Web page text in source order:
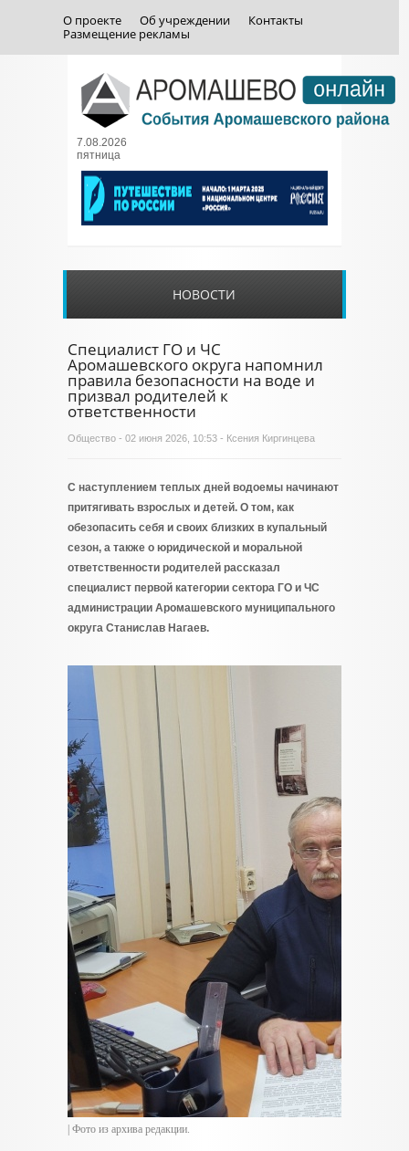
О проекте Об учреждении
Контакты
Размещение рекламы
7.08.2026
пятница
НОВОСТИ
Специалист ГО и ЧС
Аромашевского округа напомнил
правила безопасности на воде и
призвал родителей к
ответственности
Общество - 02 июня 2026, 10:53 - Ксения Киргинцева
С наступлением теплых дней водоемы начинают
притягивать взрослых и детей. О том, как
обезопасить себя и своих близких в купальный
сезон, а также о юридической и моральной
ответственности родителей рассказал
специалист первой категории сектора ГО и ЧС
администрации Аромашевского муниципального
округа Станислав Нагаев.
| Фото из архива редакции.